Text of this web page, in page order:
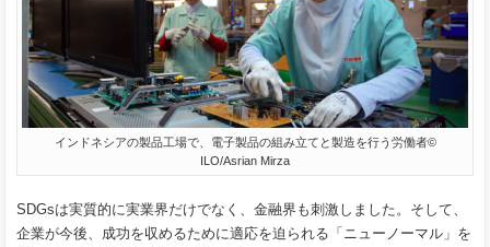
インドネシアの製品工場で、電子製品の組み立てと製造を行う労働者©
ILO/Asrian Mirza
SDGsは実質的に実業界だけでなく、金融界も刺激しました。そして、
企業が今後、成功を収めるために適応を迫られる「ニューノーマル」を